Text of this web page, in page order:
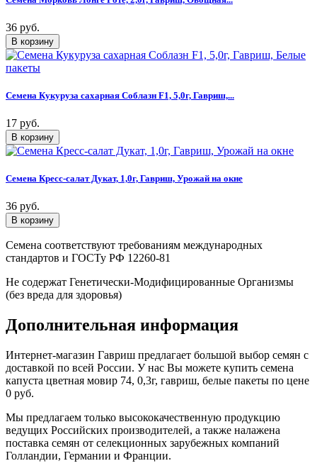
36 руб.
Семена Кукуруза сахарная Соблазн F1, 5,0г, Гавриш,...
17 руб.
Семена Кресс-салат Дукат, 1,0г, Гавриш, Урожай на окне
36 руб.
Семена соответствуют требованиям международных
стандартов и ГОСТу РФ 12260-81
Не содержат Генетически-Модифицированные Организмы
(без вреда для здоровья)
Дополнительная информация
Интернет-магазин Гавриш предлагает большой выбор семян с
доставкой по всей России. У нас Вы можете купить семена
капуста цветная мовир 74, 0,3г, гавриш, белые пакеты по цене
0 руб.
Мы предлагаем только высококачественную продукцию
ведущих Российских производителей, а также налажена
поставка семян от селекционных зарубежных компаний
Голландии, Германии и Франции.